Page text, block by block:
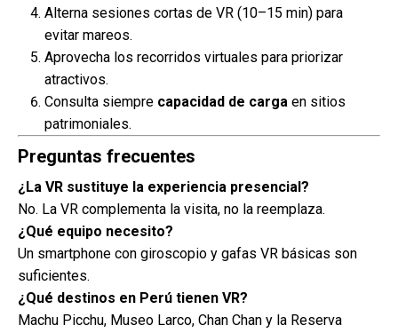
Alterna sesiones cortas de VR (10–15 min) para
evitar mareos.
Aprovecha los recorridos virtuales para priorizar
atractivos.
Consulta siempre capacidad de carga en sitios
patrimoniales.
Preguntas frecuentes
¿La VR sustituye la experiencia presencial?
No. La VR complementa la visita, no la reemplaza.
¿Qué equipo necesito?
Un smartphone con giroscopio y gafas VR básicas son
suficientes.
¿Qué destinos en Perú tienen VR?
Machu Picchu, Museo Larco, Chan Chan y la Reserva